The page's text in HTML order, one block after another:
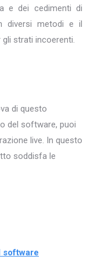
e dei cedimenti di
diversi metodi e il
strati incoerenti.
di questo
del software, puoi
live. In questo
soddisfa le
software